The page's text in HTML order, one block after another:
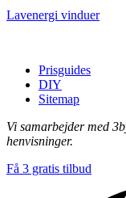
Lavenergi vinduer
Prisguides
DIY
Sitemap
Vi samarbejder med
henvisninger.
Få 3 gratis tilbud